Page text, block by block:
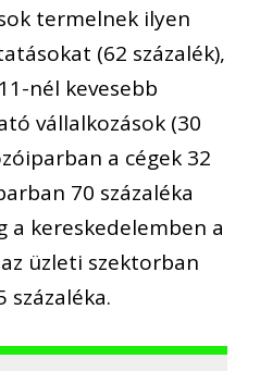
termelnek ilyen
(62 százalék),
nél kevesebb
vállalkozások (30
a cégek 32
70 százaléka
kereskedelemben a
üzleti szektorban
százaléka.